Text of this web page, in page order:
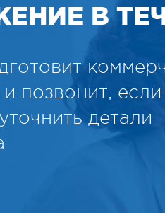
В
позвонит, если
детали